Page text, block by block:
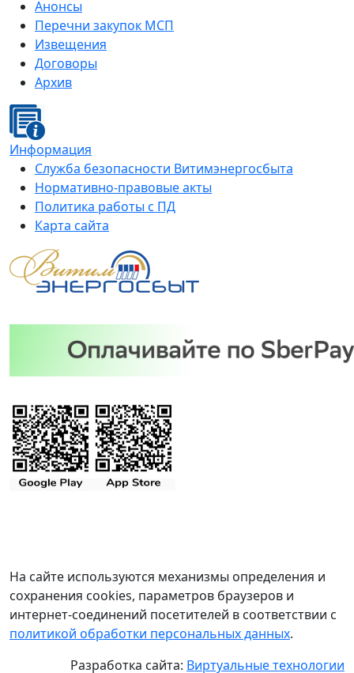
Анонсы
Перечни закупок МСП
Извещения
Договоры
Архив
Информация
Служба безопасности Витимэнергосбыта
Нормативно-правовые акты
Политика работы с ПД
Карта сайта
На сайте используются механизмы определения и
сохранения cookies, параметров браузеров и
интернет-соединений посетителей в соответствии с
политикой обработки персональных данных.
Разработка сайта: Виртуальные технологии